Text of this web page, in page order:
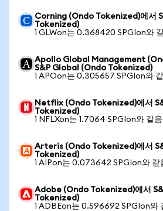
Corning (Ondo Tokenized)에서
Tokenized)
1 GLWon는 0.368420 SPGIon와
Apollo Global Management
S&P Global (Ondo Tokenized)
1 APOon는 0.305657 SPGIon와
Netflix (Ondo Tokenized)에서
Tokenized)
1 NFLXon는 1.7064 SPGIon와 같음
Arteris (Ondo Tokenized)에서
Tokenized)
1 AIPon는 0.073642 SPGIon와 같
Adobe (Ondo Tokenized)에서
Tokenized)
1 ADBEon는 0.596692 SPGIon와